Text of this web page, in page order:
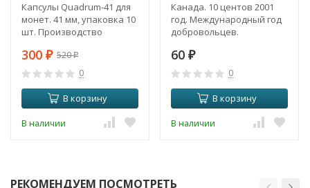
Капсулы Quadrum-41 для
монет. 41 мм, упаковка 10
шт. Производство
300 ₽ 520₽
0
В корзину
В наличии
Канада. 10 центов 2001
год. Международный год
добровольцев.
60 ₽
0
В корзину
В наличии
РЕКОМЕНДУЕМ ПОСМОТРЕТЬ